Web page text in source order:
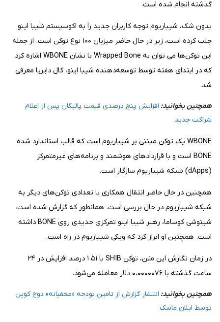
گذشته انجام شده است.
بدون شک، شیباریوم توجه کاربران جدید را به اکوسیستم شیبا اینو
جلب کرده است، زیر در حال حاضر میزبان ۱۰۰ نوع توکن است. از جمله
این توکن‌ها می توان به Wrapped Bone با نشان WBONE اشاره کرد
که در ابتدای هفته توسط توسعه‌دهنده شیبا اینو، کال دایریا معرفی
شد.
همچنین بخوانید: افزایش پنج درصدی قیمت پالیگان پس از اعلام
شراکت جدید
WBONE یک توکن مبتنی بر شیباریوم است که قالب استاندارد شده
BONE است و با قرارداد‌های هوشمند و برنامه‌های غیرمتمرکز
(dApps) شبکه شیباریوم سازگار است.
همچنین در حال حاضر انتقال همکاری با تعدادی توکن‌های دیگر به
شبکه شیباریوم در حال بررسی است. همانطور که گزارش شده است،
شیتوشی کوساما، رهبر شیبا اینو تمرکزی جدیدی روی BONE داشته
است. همچنین او ابراز کرد که ویکی شیباریوم در راه است.
در زمان نگارش این متن، توکن SHIB با ۱.۵۱ درصد افزایش در ۲۴
ساعت گذشته با ۰،۰۰۰۰۰۷۶ دلار معامله می‌شود.
همچنین بخوانید: انتشار گزارش از تامین بودجه «مخفیانه» دوج کوین
توسط ایلان ماسک